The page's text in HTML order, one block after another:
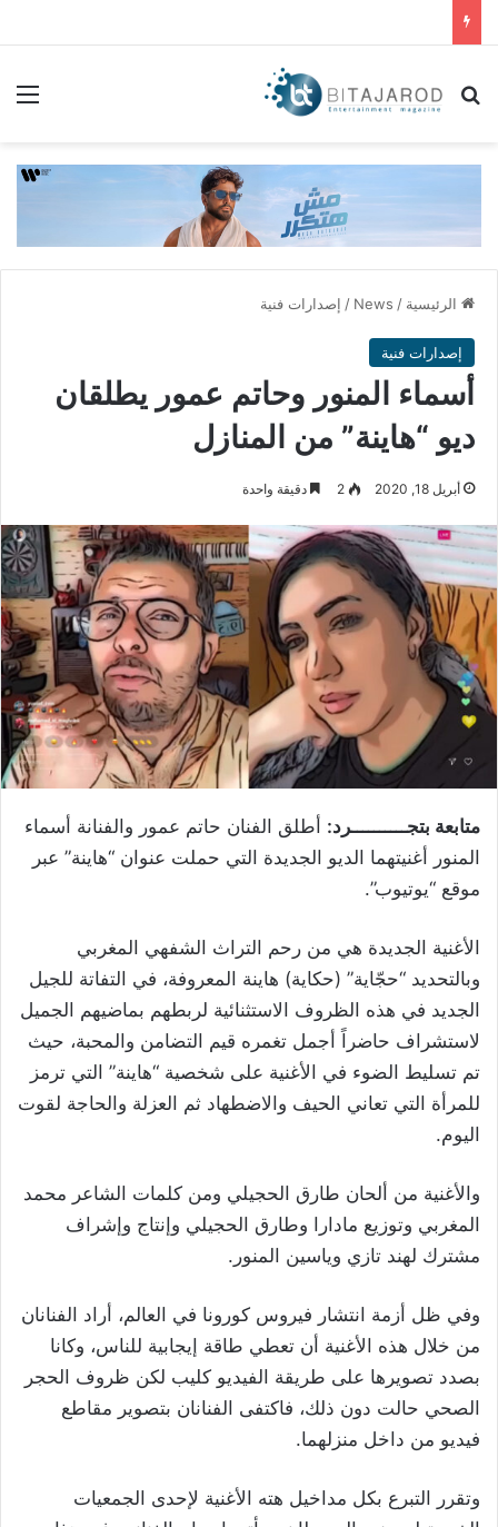
بحث عن
الرئيسية /
News
/ إصدارات فنية
إصدارات فنية
أسماء المنور وحاتم عمور يطلقان
ديو “هاينة” من المنازل
أبريل 18, 2020 2 دقيقة واحدة
متابعة بتجــــــــــرد: أطلق الفنان حاتم عمور والفنانة أسماء
المنور أغنيتهما الديو الجديدة التي حملت عنوان “هاينة” عبر
موقع “يوتيوب”.
الأغنية الجديدة هي من رحم التراث الشفهي المغربي
وبالتحديد “حجّاية” (حكاية) هاينة المعروفة، في التفاتة للجيل
الجديد في هذه الظروف الاستثنائية لربطهم بماضيهم الجميل
لاستشراف حاضراً أجمل تغمره قيم التضامن والمحبة، حيث
تم تسليط الضوء في الأغنية على شخصية “هاينة” التي ترمز
للمرأة التي تعاني الحيف والاضطهاد ثم العزلة والحاجة لقوت
اليوم.
والأغنية من ألحان طارق الحجيلي ومن كلمات الشاعر محمد
المغربي وتوزيع مادارا وطارق الحجيلي وإنتاج وإشراف
مشترك لهند تازي وياسين المنور.
وفي ظل أزمة انتشار فيروس كورونا في العالم، أراد الفنانان
من خلال هذه الأغنية أن تعطي طاقة إيجابية للناس، وكانا
بصدد تصويرها على طريقة الفيديو كليب لكن ظروف الحجر
الصحي حالت دون ذلك، فاكتفى الفنانان بتصوير مقاطع
فيديو من داخل منزلهما.
وتقرر التبرع بكل مداخيل هته الأغنية لإحدى الجمعيات